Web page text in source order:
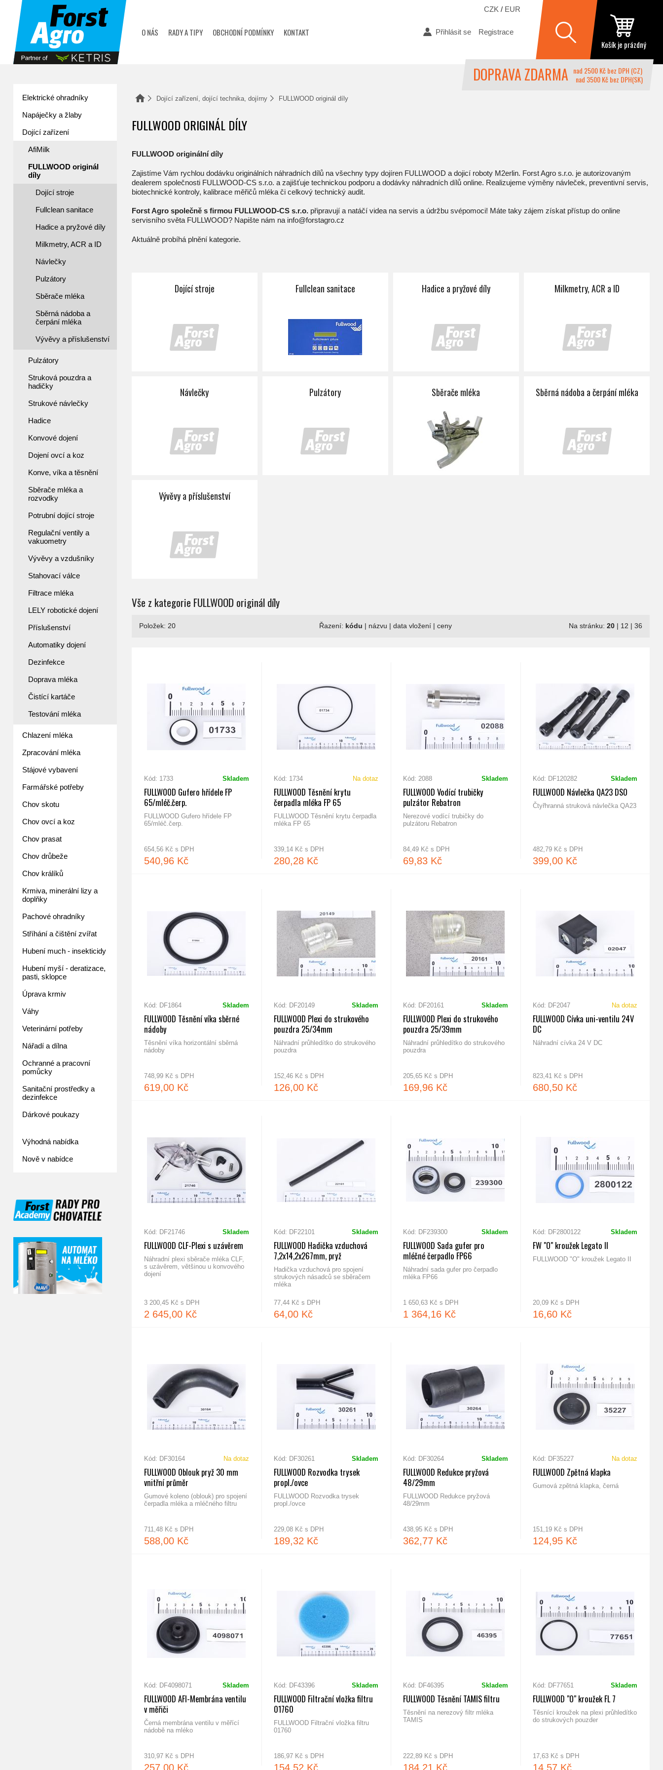
O NÁS RADY A TIPY OBCHODNÍ PODMÍNKY KONTAKT Přihlásit se Registrace
Košík je prázdný
zobrazit obsah košíku
DOPRAVA ZDARMA nad 2500 Kč bez DPH (CZ)
nad 3500 Kč bez DPH(SK)
CZK / EUR
Domů Dojící zařízení, dojící technika, dojírny FULLWOOD originál díly
FULLWOOD ORIGINÁL DÍLY
FULLWOOD originální díly
Zajistíme Vám rychlou dodávku originálních náhradních dílů na všechny typy dojíren FULLWOOD a dojicí roboty M2erlin. Forst Agro s.r.o. je autorizovaným
dealerem společnosti FULLWOOD-CS s.r.o. a zajišťuje technickou podporu a dodávky náhradních dílů online. Realizujeme výměny návleček, preventivní servis,
biotechnické kontroly, kalibrace měřičů mléka či celkový technický audit.
Forst Agro společně s firmou FULLWOOD-CS s.r.o. připravují a natáčí videa na servis a údržbu svépomoci! Máte taky zájem získat přístup do online
servisního světa FULLWOOD? Napište nám na info@forstagro.cz
Aktuálně probíhá plnění kategorie.
Dojící stroje Fullclean sanitace Hadice a pryžové díly Milkmetry, ACR a ID
Milkmetry, ACR a ID
Návlečky Pulzátory Sběrače mléka Sběrná nádoba a čerpání mléka
Sběrná nádoba a čerpání mléka
Vývěvy a příslušenství
Vše z kategorie FULLWOOD originál díly
Položek: 20 Řazení: kódu názvu |data vložení |ceny Na stránku: 20 12 36
Kód: 1733 Skladem
FULLWOOD Gufero hřídele FP
65/mléč.čerp.
FULLWOOD Gufero hřídele FP
65/mléč.čerp.
654,56 Kč s DPH
540,96 Kč
Kód: 1734 Na dotaz
FULLWOOD Těsnění krytu
čerpadla mléka FP 65
FULLWOOD Těsnění krytu čerpadla
mléka FP 65
339,14 Kč s DPH
280,28 Kč
Kód: 2088 Skladem
FULLWOOD Vodící trubičky
pulzátor Rebatron
Nerezové vodící trubičky do
pulzátoru Rebatron
84,49 Kč s DPH
69,83 Kč
Kód: DF120282 Skladem
FULLWOOD Návlečka QA23 DSO
Čtyřhranná struková návlečka QA23
482,79 Kč s DPH
399,00 Kč
Kód: DF1864 Skladem
FULLWOOD Těsnění víka sběrné
nádoby
Těsnění víka horizontální sběrná
nádoby
748,99 Kč s DPH
619,00 Kč
Kód: DF20149 Skladem
FULLWOOD Plexi do strukového
pouzdra 25/34mm
Náhradní průhledítko do strukového
pouzdra
152,46 Kč s DPH
126,00 Kč
Kód: DF20161 Skladem
FULLWOOD Plexi do strukového
pouzdra 25/39mm
Náhradní průhledítko do strukového
pouzdra
205,65 Kč s DPH
169,96 Kč
Kód: DF2047 Na dotaz
FULLWOOD Cívka uni-ventilu 24V
DC
Náhradní cívka 24 V DC
823,41 Kč s DPH
680,50 Kč
Kód: DF21746 Skladem
FULLWOOD CLF-Plexi s uzávěrem
Náhradní plexi sběrače mléka CLF,
s uzávěrem, většinou u konvového
dojení
3 200,45 Kč s DPH
2 645,00 Kč
Kód: DF22101 Skladem
FULLWOOD Hadička vzduchová
7,2x14,2x267mm, pryž
Hadička vzduchová pro spojení
strukových násadců se sběračem
mléka
77,44 Kč s DPH
64,00 Kč
Kód: DF239300 Skladem
FULLWOOD Sada gufer pro
mléčné čerpadlo FP66
Náhradní sada gufer pro čerpadlo
mléka FP66
1 650,63 Kč s DPH
1 364,16 Kč
Kód: DF2800122 Skladem
FW "O" kroužek Legato II
FULLWOOD "O" kroužek Legato II
20,09 Kč s DPH
16,60 Kč
Kód: DF30164 Na dotaz
FULLWOOD Oblouk pryž 30 mm
vnitřní průměr
Gumové koleno (oblouk) pro spojení
čerpadla mléka a mléčného filtru
711,48 Kč s DPH
588,00 Kč
Kód: DF30261 Skladem
FULLWOOD Rozvodka trysek
propl./ovce
FULLWOOD Rozvodka trysek
propl./ovce
229,08 Kč s DPH
189,32 Kč
Kód: DF30264 Skladem
FULLWOOD Redukce pryžová
48/29mm
FULLWOOD Redukce pryžová
48/29mm
438,95 Kč s DPH
362,77 Kč
Kód: DF35227 Na dotaz
FULLWOOD Zpětná klapka
Gumová zpětná klapka, černá
151,19 Kč s DPH
124,95 Kč
Kód: DF4098071 Skladem
FULLWOOD AFI-Membrána ventilu
v měřiči
Černá membrána ventilu v měřící
nádobě na mléko
310,97 Kč s DPH
257,00 Kč
Kód: DF43396 Skladem
FULLWOOD Filtrační vložka filtru
01760
FULLWOOD Filtrační vložka filtru
01760
186,97 Kč s DPH
154,52 Kč
Kód: DF46395 Skladem
FULLWOOD Těsnění TAMIS filtru
Těsnění na nerezový filtr mléka
TAMIS
222,89 Kč s DPH
184,21 Kč
Kód: DF77651 Skladem
FULLWOOD "O" kroužek FL 7
Těsnící kroužek na plexi průhledítko
do strukových pouzder
17,63 Kč s DPH
14,57 Kč
Elektrické ohradníky
Napáječky a žlaby
Dojící zařízení
AfiMilk
FULLWOOD originál
díly
Dojící stroje
Fullclean sanitace
Hadice a pryžové díly
Milkmetry, ACR a ID
Návlečky
Pulzátory
Sběrače mléka
Sběrná nádoba a
čerpání mléka
Vývěvy a příslušenství
Pulzátory
Struková pouzdra a
hadičky
Strukové návlečky
Hadice
Konvové dojení
Dojení ovcí a koz
Konve, víka a těsnění
Sběrače mléka a
rozvodky
Potrubní dojící stroje
Regulační ventily a
vakuometry
Vývěvy a vzdušníky
Stahovací válce
Filtrace mléka
LELY robotické dojení
Příslušenství
Automatiky dojení
Dezinfekce
Doprava mléka
Čistící kartáče
Testování mléka
Chlazení mléka
Zpracování mléka
Stájové vybavení
Farmářské potřeby
Chov skotu
Chov ovcí a koz
Chov prasat
Chov drůbeže
Chov králíků
Krmiva, minerální lizy a
doplňky
Pachové ohradníky
Stříhání a čištění zvířat
Hubení much - insekticidy
Hubení myší - deratizace,
pasti, sklopce
Úprava krmiv
Váhy
Veterinární potřeby
Nářadí a dílna
Ochranné a pracovní
pomůcky
Sanitační prostředky a
dezinfekce
Dárkové poukazy
Výhodná nabídka
Nově v nabídce